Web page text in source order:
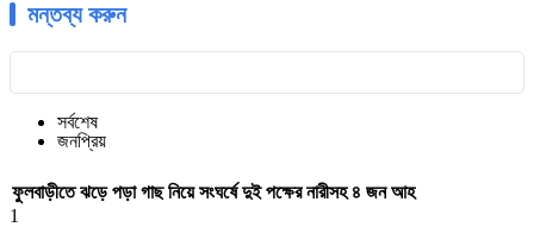
মন্তব্য করুন
সর্বশেষ
জনপ্রিয়
ফুলবাড়ীতে ঝড়ে পড়া গাছ নিয়ে সংঘর্ষে দুই পক্ষের নারীসহ ৪ জন আহ
1